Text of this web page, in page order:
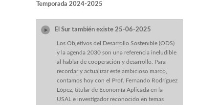
Temporada 2024-2025
El Sur también existe 25-06-2025
Los Objetivos del Desarrollo Sostenible (ODS)
y la agenda 2030 son una referencia ineludible
al hablar de cooperación y desarrollo. Para
recordar y actualizar este ambicioso marco,
contamos hoy con el Prof. Fernando Rodríguez
López, titular de Economía Aplicada en la
USAL e investigador reconocido en temas